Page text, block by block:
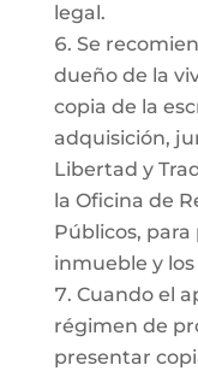
legal.
Se
dueño de la
copia de la
adquisición,
Libertad y
la Oficina de
Públicos,
inmueble y
Cuando el
régimen de
presentar